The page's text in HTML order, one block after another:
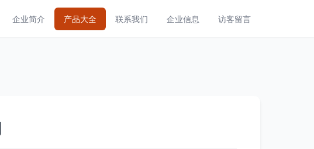
企业简介 产品大全 联系我们 企业信息 访客留言